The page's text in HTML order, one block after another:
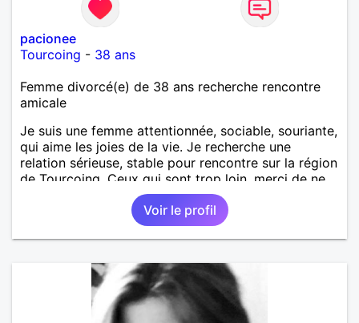
pacionee
Tourcoing - 38 ans
Femme divorcé(e) de 38 ans recherche rencontre
amicale
Je suis une femme attentionnée, sociable, souriante,
qui aime les joies de la vie. Je recherche une
relation sérieuse, stable pour rencontre sur la région
de Tourcoing. Ceux qui sont trop loin, merci de ne
pas me contacter et pour les autres je ne
manquerais pas de vous répondre et ce sera avec
Voir le profil